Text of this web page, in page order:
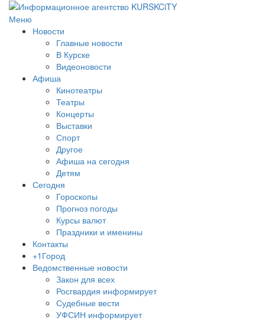
Меню
Новости
Главные новости
В Курске
Видеоновости
Афиша
Кинотеатры
Театры
Концерты
Выставки
Спорт
Другое
Афиша на сегодня
Детям
Сегодня
Гороскопы
Прогноз погоды
Курсы валют
Праздники и именины
Контакты
+1Город
Ведомственные новости
Закон для всех
Росгвардия информирует
Судебные вести
УФСИН информирует